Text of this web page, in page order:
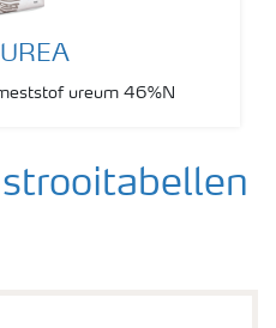
ureum 46%N